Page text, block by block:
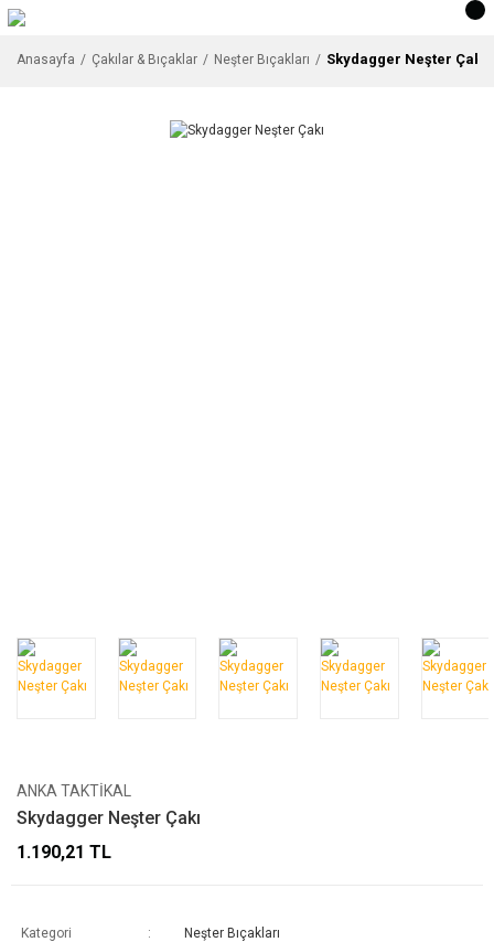
Anasayfa Çakılar & Bıçaklar Neşter Bıçakları Skydagger Neşter Çakı
ANKA TAKTIKAL
Skydagger Neşter Çakı
1.190,21 TL
Kategori
Neşter Bıçakları